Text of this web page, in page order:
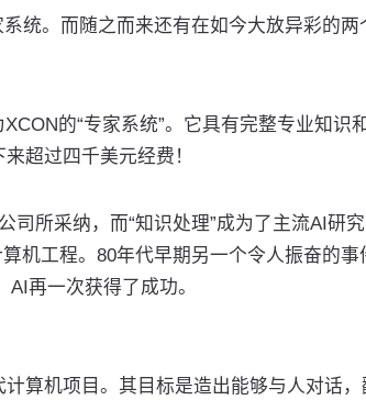
统。而随之而来还有在如今大放异彩的两
的“专家系统”。它具有完整专业知识
超过四千美元经费！
司所采纳，而“知识处理”成为了主流AI研
机工程。80年代早期另一个令人振奋的事
再一次获得了成功。
算机项目。其目标是造出能够与人对话，